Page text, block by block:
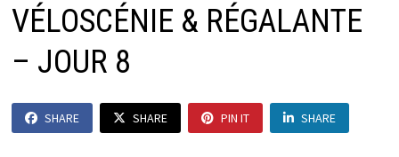
VÉLOSCÉNIE & RÉGALANTE
– JOUR 8
SHARE SHARE PIN IT SHARE